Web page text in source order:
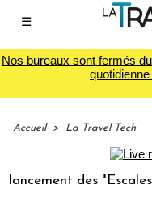
☰
Nos bureaux sont fermés
Accueil > La Travel Tech
des "Escales